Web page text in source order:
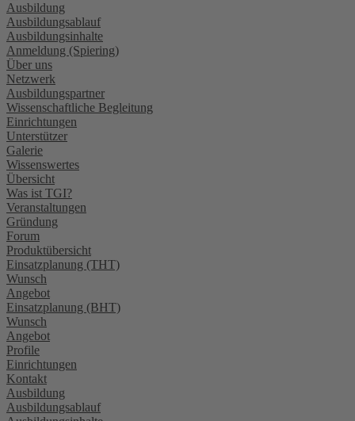
Ausbildung
Ausbildungsablauf
Ausbildungsinhalte
Anmeldung (Spiering)
Über uns
Netzwerk
Ausbildungspartner
Wissenschaftliche Begleitung
Einrichtungen
Unterstützer
Galerie
Wissenswertes
Übersicht
Was ist TGI?
Veranstaltungen
Gründung
Forum
Produktübersicht
Einsatzplanung (THT)
Wunsch
Angebot
Einsatzplanung (BHT)
Wunsch
Angebot
Profile
Einrichtungen
Kontakt
Ausbildung
Ausbildungsablauf